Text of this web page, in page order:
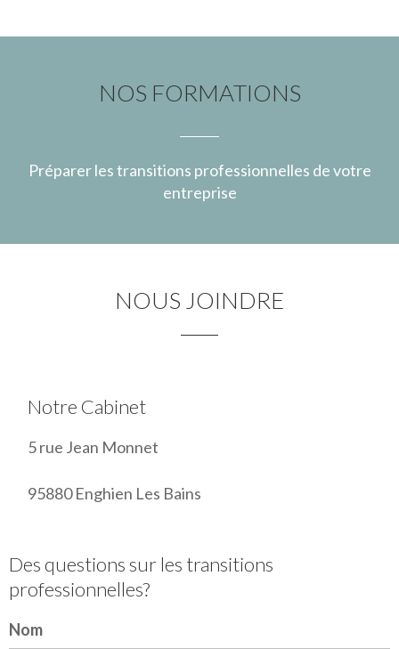
NOS FORMATIONS
Préparer les transitions professionnelles de votre
entreprise
NOUS JOINDRE
Notre Cabinet
5 rue Jean Monnet
95880 Enghien Les Bains
Des questions sur les transitions
professionnelles?
Nom